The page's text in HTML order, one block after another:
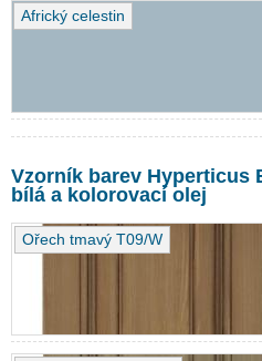
Africký celestin
Vzorník barev Hyperticus
bílá a kolorovací olej
Ořech tmavý T09/W